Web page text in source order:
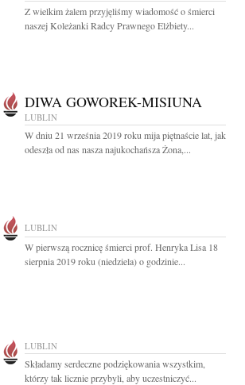
Z wielkim żalem przyjęliśmy wiadomość o śmierci
naszej Koleżanki Radcy Prawnego Elżbiety...
DIWA GOWOREK-MISIUNA
LUBLIN
W dniu 21 września 2019 roku mija piętnaście lat, jak
odeszła od nas nasza najukochańsza Żona,...
LUBLIN
W pierwszą rocznicę śmierci prof. Henryka Lisa 18
sierpnia 2019 roku (niedziela) o godzinie...
LUBLIN
Składamy serdeczne podziękowania wszystkim,
którzy tak licznie przybyli, aby uczestniczyć...